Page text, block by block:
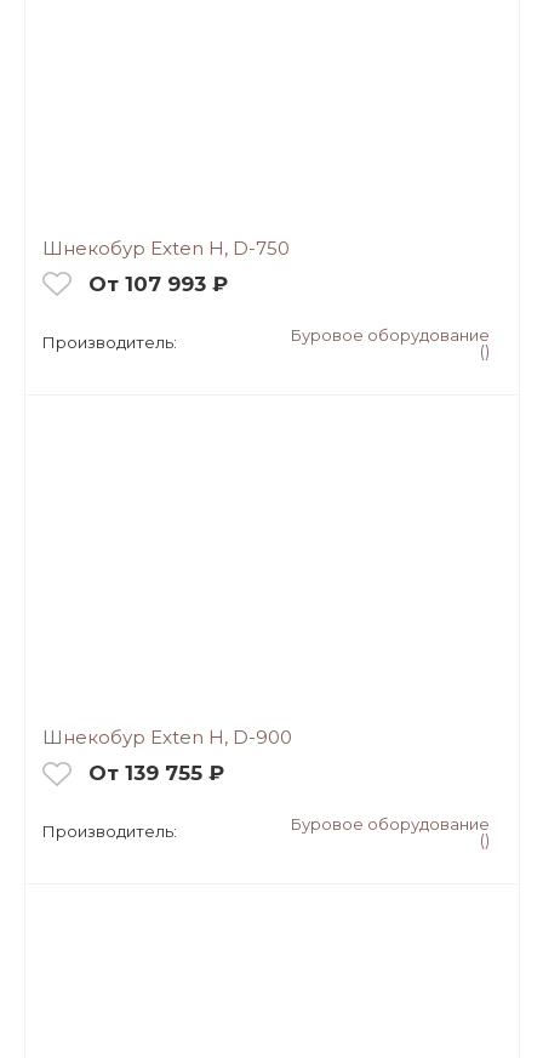
Шнекобур Exten H, D-750
От 107 993 ₽
Производитель:
Буровое оборудование
()
Шнекобур Exten H, D-900
От 139 755 ₽
Производитель:
Буровое оборудование
()